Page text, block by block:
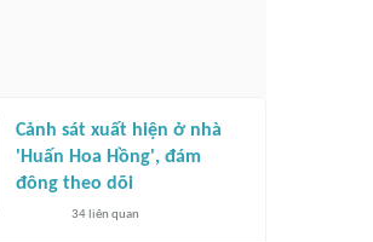
Cảnh sát xuất hiện ở nhà
'Huấn Hoa Hồng', đám
đông theo dõi
34liên quan